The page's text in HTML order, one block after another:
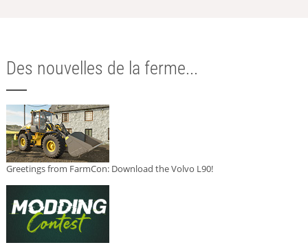
Des nouvelles de la ferme...
Greetings from FarmCon: Download the Volvo L90!